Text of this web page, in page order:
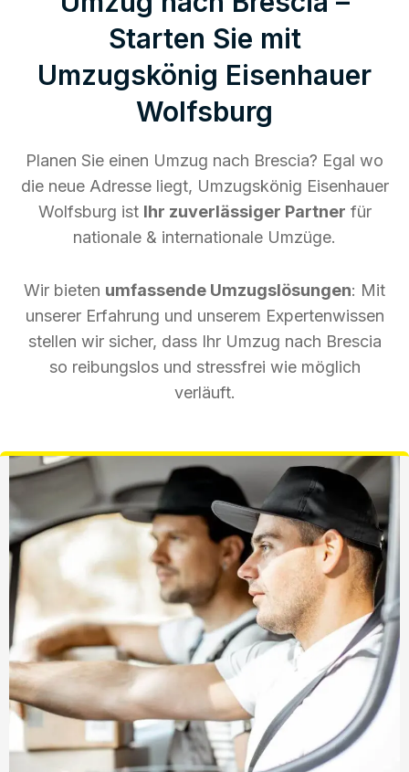
Starten Sie mit
Umzugskönig Eisenhauer
Wolfsburg
Planen Sie einen Umzug nach Brescia? Egal wo
die neue Adresse liegt, Umzugskönig Eisenhauer
Wolfsburg ist Ihr zuverlässiger Partner für
nationale & internationale Umzüge.
Wir bieten umfassende Umzugslösungen: Mit
unserer Erfahrung und unserem Expertenwissen
stellen wir sicher, dass Ihr Umzug nach Brescia
so reibungslos und stressfrei wie möglich
verläuft.